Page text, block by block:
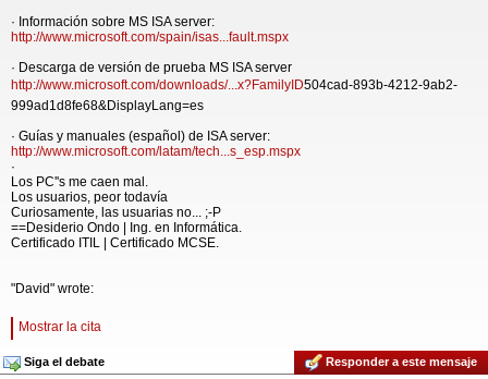
· Información sobre MS ISA server:
http://www.microsoft.com/spain/isas...fault.mspx
· Descarga de versión de prueba MS ISA server
http://www.microsoft.com/downloads/...x?FamilyID504cad-893b-4212-9ab2-
999ad1d8fe68&DisplayLang=es
· Guías y manuales (español) de ISA server:
http://www.microsoft.com/latam/tech...s_esp.mspx
·
Los PC''s me caen mal.
Los usuarios, peor todavía
Curiosamente, las usuarias no... ;-P
==Desiderio Ondo | Ing. en Informática.
Certificado ITIL | Certificado MCSE.
"David" wrote:
Mostrar la cita
Siga el debate Responder a este mensaje